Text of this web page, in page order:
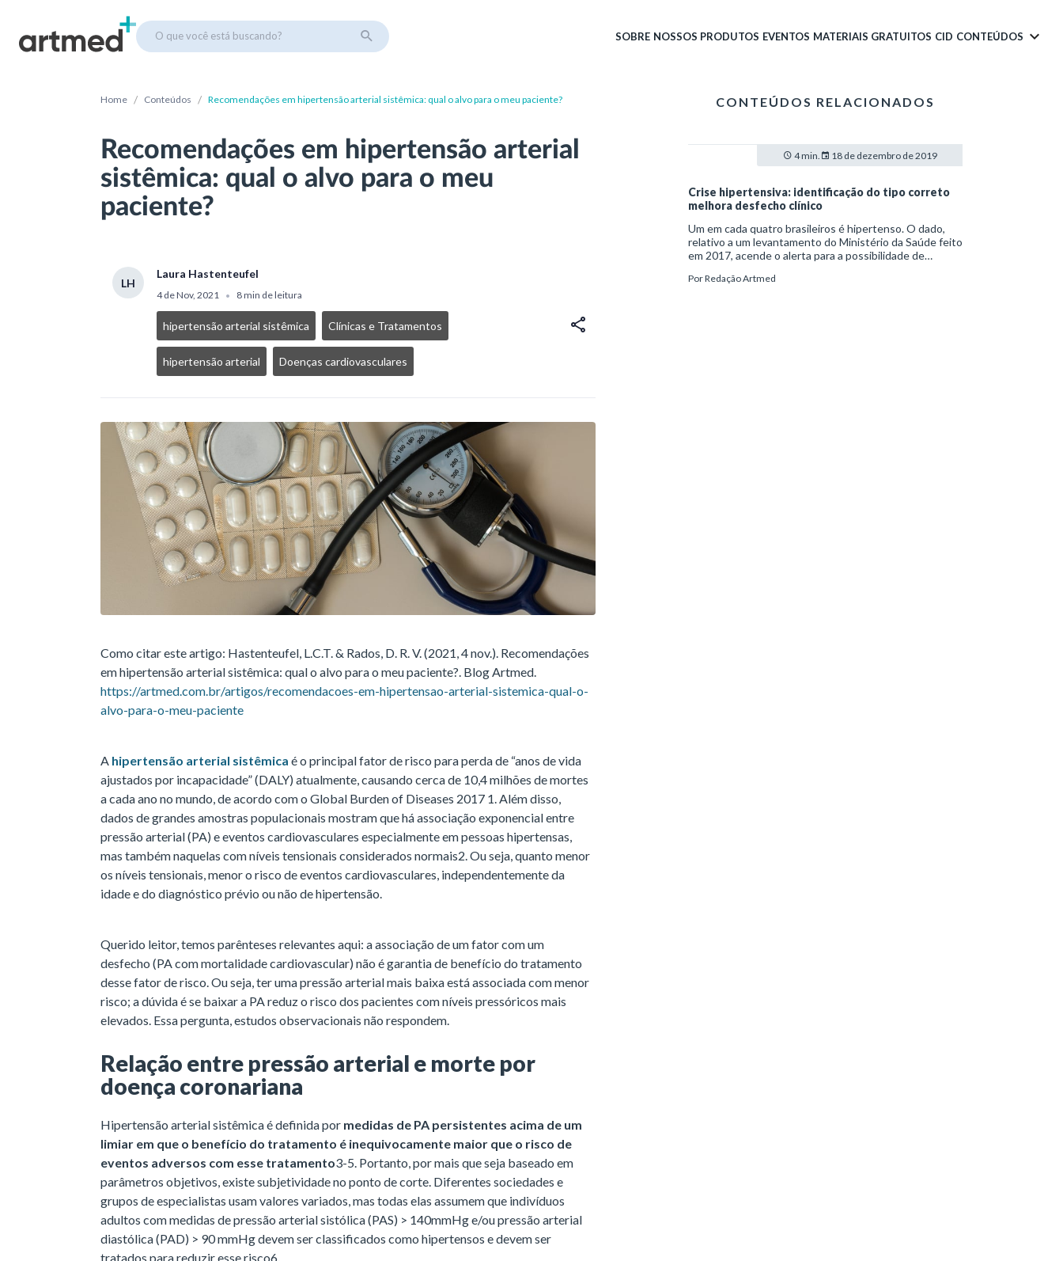
O que você está buscando? SOBRE NOSSOS PRODUTOS EVENTOS MATERIAIS GRATUITOS CID CONTEÚDOS
Home / Conteúdos / Recomendações em hipertensão arterial sistêmica: qual o alvo para o meu paciente?
Recomendações em hipertensão arterial
sistêmica: qual o alvo para o meu
paciente?
LH
Laura Hastenteufel
4 de Nov, 2021 • 8 min de leitura
hipertensão arterial sistêmica Clínicas e Tratamentos
hipertensão arterial Doenças cardiovasculares
Como citar este artigo: Hastenteufel, L.C.T. & Rados, D. R. V. (2021, 4 nov.). Recomendações
em hipertensão arterial sistêmica: qual o alvo para o meu paciente?. Blog Artmed.
https://artmed.com.br/artigos/recomendacoes-em-hipertensao-arterial-sistemica-qual-o-
alvo-para-o-meu-paciente
A hipertensão arterial sistêmica é o principal fator de risco para perda de “anos de vida
ajustados por incapacidade” (DALY) atualmente, causando cerca de 10,4 milhões de mortes
a cada ano no mundo, de acordo com o Global Burden of Diseases 2017 1. Além disso,
dados de grandes amostras populacionais mostram que há associação exponencial entre
pressão arterial (PA) e eventos cardiovasculares especialmente em pessoas hipertensas,
mas também naquelas com níveis tensionais considerados normais2. Ou seja, quanto menor
os níveis tensionais, menor o risco de eventos cardiovasculares, independentemente da
idade e do diagnóstico prévio ou não de hipertensão.
Querido leitor, temos parênteses relevantes aqui: a associação de um fator com um
desfecho (PA com mortalidade cardiovascular) não é garantia de benefício do tratamento
desse fator de risco. Ou seja, ter uma pressão arterial mais baixa está associada com menor
risco; a dúvida é se baixar a PA reduz o risco dos pacientes com níveis pressóricos mais
elevados. Essa pergunta, estudos observacionais não respondem.
Relação entre pressão arterial e morte por
doença coronariana
Hipertensão arterial sistêmica é definida por medidas de PA persistentes acima de um
limiar em que o benefício do tratamento é inequivocamente maior que o risco de
eventos adversos com esse tratamento3-5. Portanto, por mais que seja baseado em
parâmetros objetivos, existe subjetividade no ponto de corte. Diferentes sociedades e
grupos de especialistas usam valores variados, mas todas elas assumem que indivíduos
adultos com medidas de pressão arterial sistólica (PAS) > 140mmHg e/ou pressão arterial
diastólica (PAD) > 90 mmHg devem ser classificados como hipertensos e devem ser
tratados para reduzir esse risco6.
CONTEÚDOS RELACIONADOS
4 min. 18 de dezembro de 2019
Crise hipertensiva: identificação do tipo correto
melhora desfecho clínico
Um em cada quatro brasileiros é hipertenso. O dado,
relativo a um levantamento do Ministério da Saúde feito
em 2017, acende o alerta para a possibilidade de
considerável da população. Nesse cenário, a
PorRedação Artmed